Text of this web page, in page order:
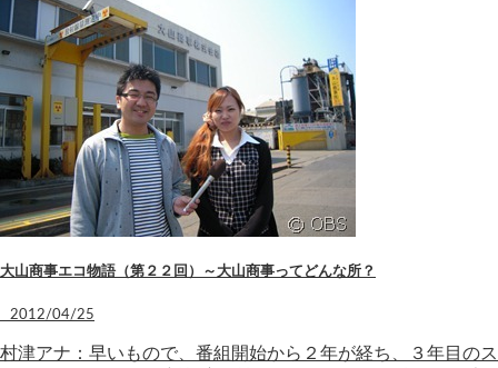
大山商事エコ物語（第２２回）～大山商事ってどんな所？
2012/04/25
村津アナ：早いもので、番組開始から２年が経ち、３年目のス